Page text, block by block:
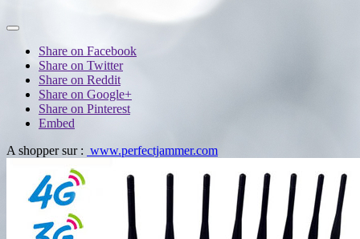
Share on Facebook
Share on Twitter
Share on Reddit
Share on Google+
Share on Pinterest
Embed
A shopper sur : www.perfectjammer.com